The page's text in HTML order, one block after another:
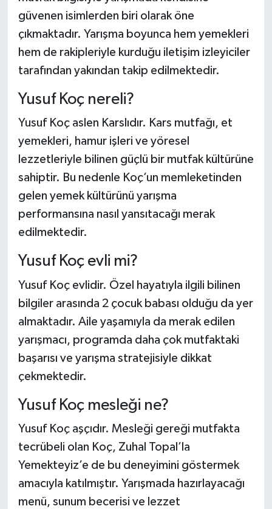
güvenen isimlerden biri olarak öne
çıkmaktadır. Yarışma boyunca hem yemekleri
hem de rakipleriyle kurduğu iletişim izleyiciler
tarafından yakından takip edilmektedir.
Yusuf Koç nereli?
Yusuf Koç aslen Karslıdır. Kars mutfağı, et
yemekleri, hamur işleri ve yöresel
lezzetleriyle bilinen güçlü bir mutfak kültürüne
sahiptir. Bu nedenle Koç’un memleketinden
gelen yemek kültürünü yarışma
performansına nasıl yansıtacağı merak
edilmektedir.
Yusuf Koç evli mi?
Yusuf Koç evlidir. Özel hayatıyla ilgili bilinen
bilgiler arasında 2 çocuk babası olduğu da yer
almaktadır. Aile yaşamıyla da merak edilen
yarışmacı, programda daha çok mutfaktaki
başarısı ve yarışma stratejisiyle dikkat
çekmektedir.
Yusuf Koç mesleği ne?
Yusuf Koç aşçıdır. Mesleği gereği mutfakta
tecrübeli olan Koç, Zuhal Topal’la
Yemekteyiz’e de bu deneyimini göstermek
amacıyla katılmıştır. Yarışmada hazırlayacağı
menü, sunum becerisi ve lezzet
Tosya Haberleri
Karadeniz Haberleri
Teknoloji Haberleri
Dünya Haberleri
Yerel Haberler